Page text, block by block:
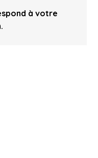
à votre